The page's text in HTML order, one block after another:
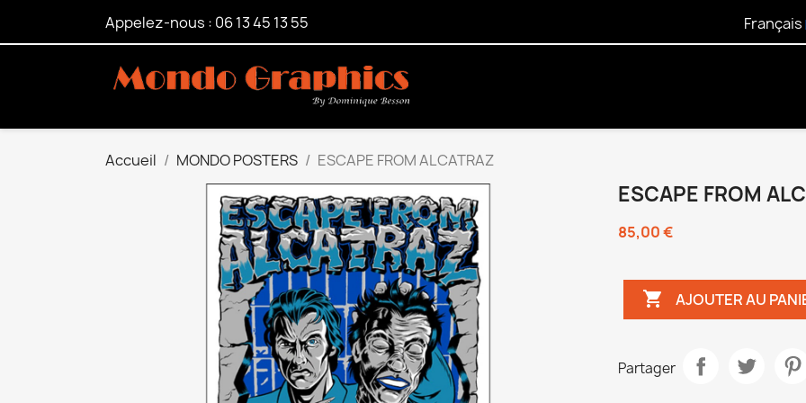
Appelez-nous : 06 13 45 13 55 Français
Accueil MONDO POSTERS ESCAPE FROM ALCATRAZ
ESCAPE FROM
85,00 €
 AJOUTER AU
Partager